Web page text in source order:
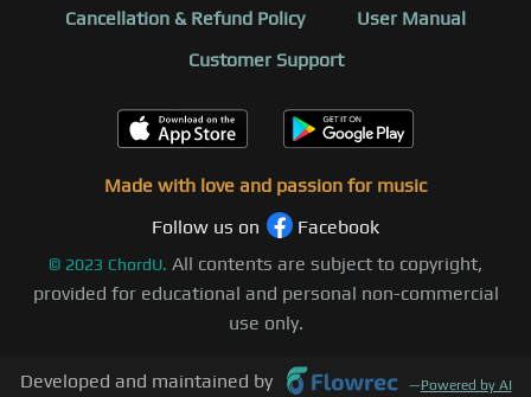
Cancellation & Refund Policy
User Manual
Customer Support
Made with love and passion for music
Follow us on
Facebook
© 2023 ChordU. All contents are subject to copyright,
provided for educational and personal non-commercial
use only.
Developed and maintained by —Powered by AI